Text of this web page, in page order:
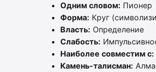
Одним словом: Пионер
Форма: Круг
Власть: Определение
Слабость:
Наиболее совместим с:
Камень-талисман: